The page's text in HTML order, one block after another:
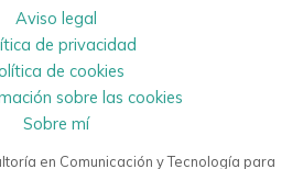
Aviso legal
de privacidad
de cookies
sobre las cookies
Sobre mí
en Comunicación y Tecnología para